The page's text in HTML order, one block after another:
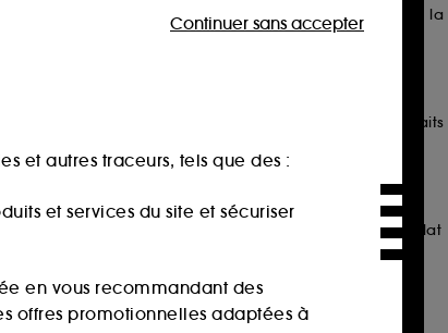
verte, les gels nettoyants nourrissent la peau tout en la
renforcées au ginseng, au rétinal et à des extraits
Elles nourrissent profondément et apportent un éclat
et autres traceurs, tels que des :
et services du site et sécuriser
en vous recommandant des
offres promotionnelles adaptées à
Continuer sans accepter